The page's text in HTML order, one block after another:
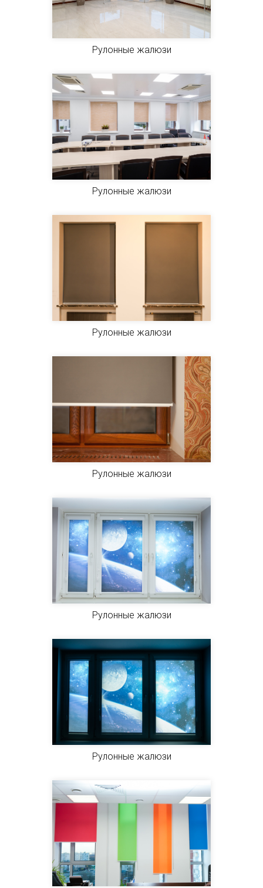
Рулонные жалюзи
Рулонные жалюзи
Рулонные жалюзи
Рулонные жалюзи
Рулонные жалюзи
Рулонные жалюзи